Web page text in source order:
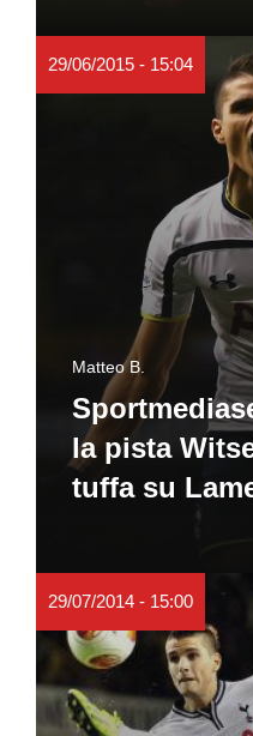
29/06/2015 - 15:04
Matteo B.
la pista
tuffa su
29/07/2014 - 15:00